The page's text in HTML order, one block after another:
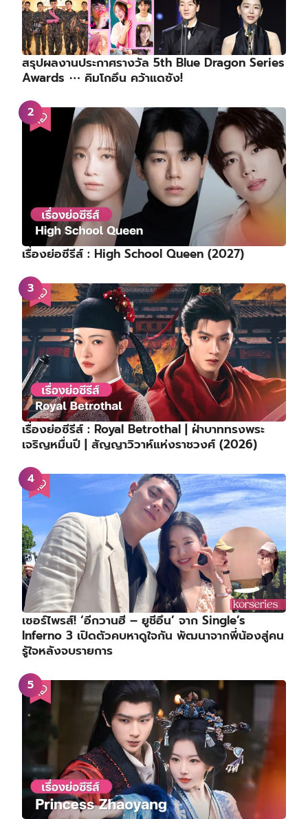
สรุปผลงานประกาศรางวัล 5th Blue Dragon Series
Awards ⋯ คิมโกอึน คว้าแดซัง!
เรื่องย่อซีรีส์ : High School Queen (2027)
เรื่องย่อซีรีส์ : Royal Betrothal | ฝ่าบาททรงพระ
เจริญหมื่นปี | สัญญาวิวาห์แห่งราชวงศ์ (2026)
เซอร์ไพรส์! ‘อีกวานฮี – ยูชีอึน’ จาก Single’s
Inferno 3 เปิดตัวคบหาดูใจกัน พัฒนาจากพี่น้องสู่คน
รู้ใจหลังจบรายการ